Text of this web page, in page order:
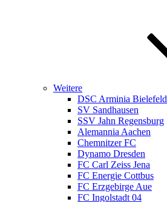
Weitere
DSC Arminia Bielefeld
SV Sandhausen
SSV Jahn Regensburg
Alemannia Aachen
Chemnitzer FC
Dynamo Dresden
FC Carl Zeiss Jena
FC Energie Cottbus
FC Erzgebirge Aue
FC Ingolstadt 04